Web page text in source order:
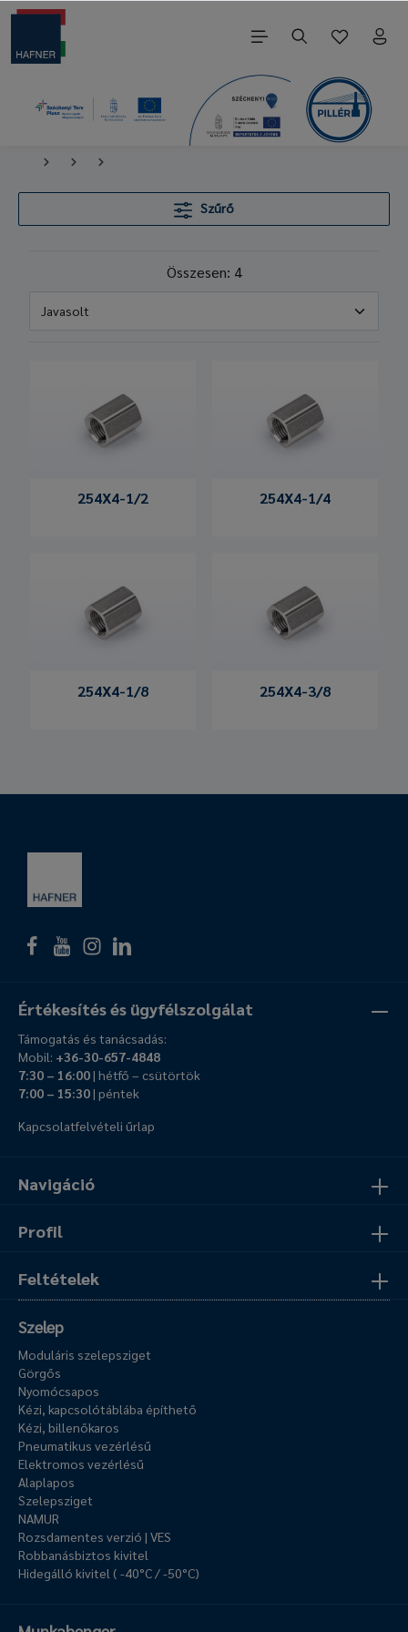
Szűrő
Összesen: 4
254X4-1/2 254X4-1/4
254X4-1/8 254X4-3/8
Navigáció
Profil
Feltételek
Értékesítés és ügyfélszolgálat
Támogatás és tanácsadás:
Mobil: +36-30-657-4848
7:30 – 16:00| hétfő – csütörtök
7:00 – 15:30| péntek
Kapcsolatfelvételi űrlap
Szelep
Moduláris szelepsziget
Görgős
Nyomócsapos
Kézi, kapcsolótáblába építhető
Kézi, billenőkaros
Pneumatikus vezérlésű
Elektromos vezérlésű
Alaplapos
Szelepsziget
NAMUR
Rozsdamentes verzió | VES
Robbanásbiztos kivitel
Hidegálló kivitel ( -40°C / -50°C)